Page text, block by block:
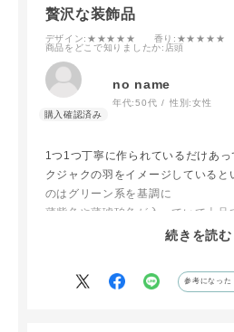
贅沢な装飾品
デザイン:★★★★★ 香り :★★★★★
商品をどこで知りましたか:店頭
no name
年代:50代 性別:女性
1つ1つ丁寧に作られているだけあっ
クジャクの羽をイメージしていると
のはグリーン系を基調に
薄紫色や薄琥珀色が入っていて上品
同時に購入したオイルの香りも素敵
続きを読む
参考になった